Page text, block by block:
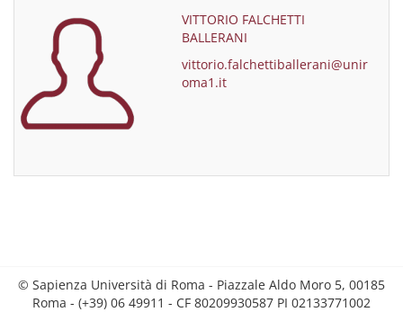
VITTORIO FALCHETTI
BALLERANI
vittorio.falchettiballerani@unir
oma1.it
© Sapienza Università di Roma - Piazzale Aldo Moro 5, 00185
Roma - (+39) 06 49911 - CF 80209930587 PI 02133771002